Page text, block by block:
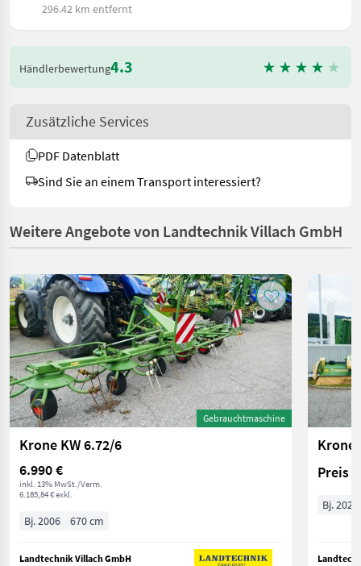
296.42 km entfernt
Händlerbewertung4.3
Zusätzliche Services
PDF Datenblatt
Sind Sie an einem Transport interessiert?
Weitere Angebote von Landtechnik Villach GmbH
Gebrauchtmaschine
Krone KW 6.72/6
6.990 €
inkl. 13% MwSt./Verm.
6.185,84 € exkl.
Bj. 2006 670 cm
Landtechnik Villach GmbH
Krone
Preis
Bj. 2026